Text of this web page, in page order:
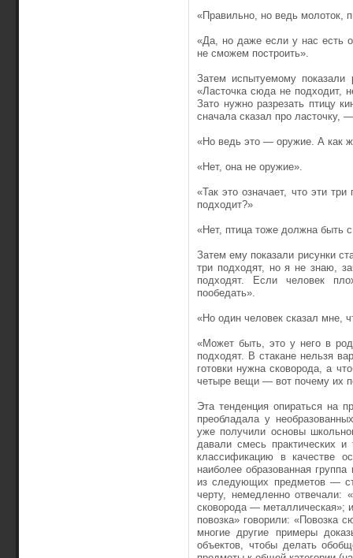
«Правильно, но ведь молоток,
«Да, но даже если у нас есть
не сможем построить».
Затем испытуемому
«Ласточка сюда не подходит,
Зато нужно разрезать птицу
сначала сказал про ласточку,
«Но ведь это — оружие. А как
«Нет, она не оружие».
«Так это означает, что эти
подходит?»
«Нет, птица тоже должна быть
Затем ему показали рисунки
три подходят, но я не знаю,
подходят. Если человек
пообедать».
«Но один человек сказал мне,
«Может быть, это у него в
подходят. В стакане нельзя
готовки нужна сковорода, а
четыре вещи — вот почему их
Эта тенденция опираться на
преобладала у
уже получили основы
давали смесь практических и
классификацию в качестве
наиболее образованная
из следующих предметов —
черту, немедленно
сковорода — металлическая»;
повозка» говорили: «Повозка
многие другие примеры
объектов, чтобы делать